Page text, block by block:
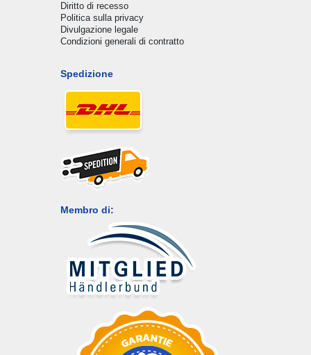
Diritto di recesso
Politica sulla privacy
Divulgazione legale
Condizioni generali di contratto
Spedizione
Membro di: